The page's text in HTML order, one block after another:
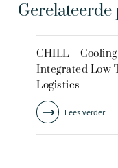
CHILL –
Integrated Low
Logistics
Lees verder